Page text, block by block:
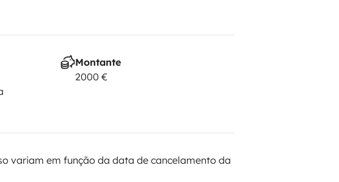
Montante
2000 €
variam em função da data de cancelamento da